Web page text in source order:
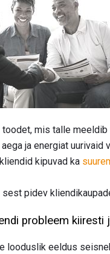
toodet, mis talle
ja energiat
kipuvad ka
sest pidev
probleem
looduslik eeldus